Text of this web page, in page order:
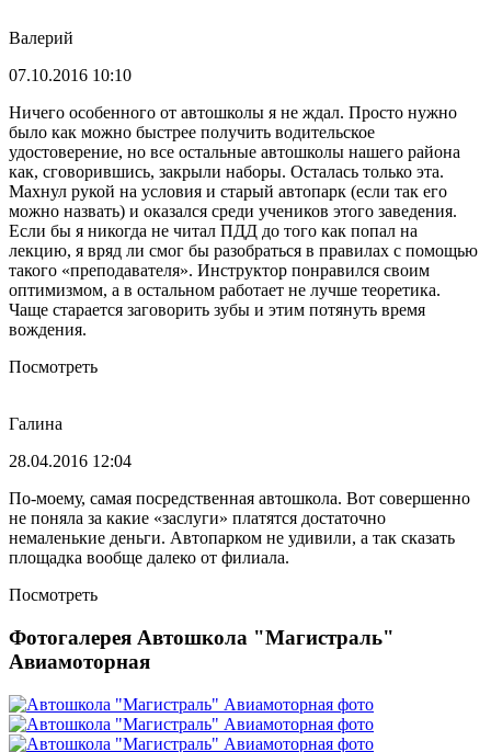
Валерий
07.10.2016 10:10
Ничего особенного от автошколы я не ждал. Просто нужно
было как можно быстрее получить водительское
удостоверение, но все остальные автошколы нашего района
как, сговорившись, закрыли наборы. Осталась только эта.
Махнул рукой на условия и старый автопарк (если так его
можно назвать) и оказался среди учеников этого заведения.
Если бы я никогда не читал ПДД до того как попал на
лекцию, я вряд ли смог бы разобраться в правилах с помощью
такого «преподавателя». Инструктор понравился своим
оптимизмом, а в остальном работает не лучше теоретика.
Чаще старается заговорить зубы и этим потянуть время
вождения.
Посмотреть
Галина
28.04.2016 12:04
По-моему, самая посредственная автошкола. Вот совершенно
не поняла за какие «заслуги» платятся достаточно
немаленькие деньги. Автопарком не удивили, а так сказать
площадка вообще далеко от филиала.
Посмотреть
Фотогалерея Автошкола "Магистраль"
Авиамоторная